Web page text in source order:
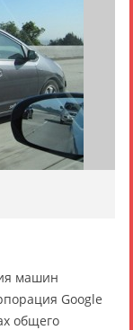
машин
Google
общего